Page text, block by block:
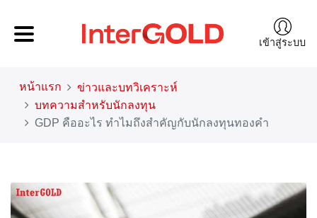
เข้าสู่ระบบ
หน้าแรก
ข่าวและบทวิเคราะห์
บทความสำหรับนักลงทุน
GDP คืออะไร ทำไมถึงสำคัญกับนักลงทุนทองคำ